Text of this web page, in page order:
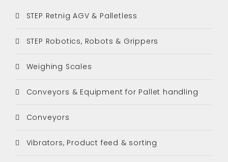
STEP Retnig AGV & Palletless
STEP Robotics, Robots & Grippers
Weighing Scales
Conveyors & Equipment for Pallet handling
Conveyors
Vibrators, Product feed & sorting